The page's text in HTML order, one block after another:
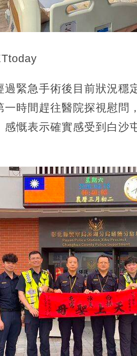
過緊急手術後目前狀況穩
一時間趕往醫院探視慰問
感慨表示確實感受到白沙